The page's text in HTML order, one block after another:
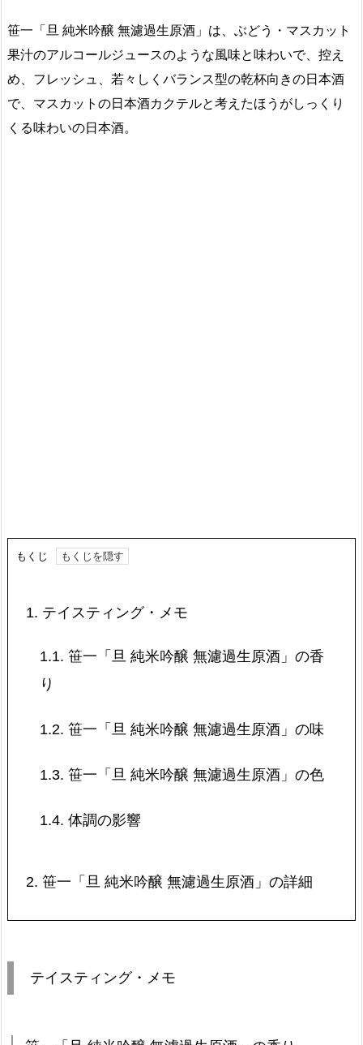
笹一「旦 純米吟醸 無濾過生原酒」は、ぶどう・マスカット
果汁のアルコールジュースのような風味と味わいで、控え
め、フレッシュ、若々しくバランス型の乾杯向きの日本酒
で、マスカットの日本酒カクテルと考えたほうがしっくり
くる味わいの日本酒。
もくじ
1. テイスティング・メモ
1.1. 笹一「旦 純米吟醸 無濾過生原酒」の香
り
1.2. 笹一「旦 純米吟醸 無濾過生原酒」の味
1.3. 笹一「旦 純米吟醸 無濾過生原酒」の色
1.4. 体調の影響
2. 笹一「旦 純米吟醸 無濾過生原酒」の詳細
テイスティング・メモ